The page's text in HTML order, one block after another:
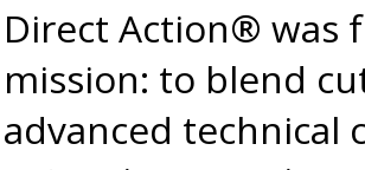
Direct Action® was
mission: to blend
advanced technical